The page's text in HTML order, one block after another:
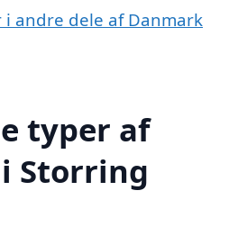
i andre dele af Danmark
typer af
Storring